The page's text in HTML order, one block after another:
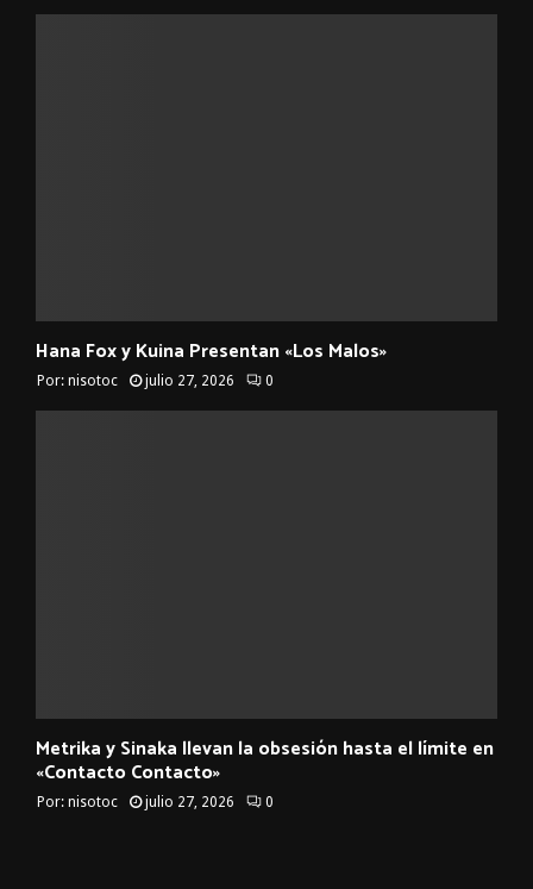
Hana Fox y Kuina Presentan «Los Malos»
Por: nisotoc julio 27, 2026 0
Metrika y Sinaka llevan la obsesión hasta el límite en
«Contacto Contacto»
Por: nisotoc julio 27, 2026 0